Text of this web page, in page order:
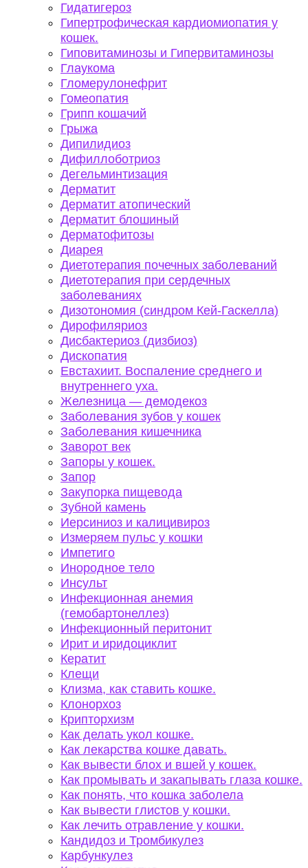
Гидатигероз
Гипертрофическая кардиомиопатия у
кошек.
Гиповитаминозы и Гипервитаминозы
Глаукома
Гломерулонефрит
Гомеопатия
Грипп кошачий
Грыжа
Дипилидиоз
Дифиллоботриоз
Дегельминтизация
Дерматит
Дерматит атопический
Дерматит блошиный
Дерматофитозы
Диарея
Диетотерапия почечных заболеваний
Диетотерапия при сердечных
заболеваниях
Дизотономия (синдром Кей-Гаскелла)
Дирофиляриоз
Дисбактериоз (дизбиоз)
Дископатия
Евстахиит. Воспаление среднего и
внутреннего уха.
Железница — демодекоз
Заболевания зубов у кошек
Заболевания кишечника
Заворот век
Запоры у кошек.
Запор
Закупорка пищевода
Зубной камень
Иерсиниоз и калицивироз
Измеряем пульс у кошки
Импетиго
Инородное тело
Инсульт
Инфекционная анемия
(гемобартонеллез)
Инфекционный перитонит
Ирит и иридоциклит
Кератит
Клещи
Клизма, как ставить кошке.
Клонорхоз
Крипторхизм
Как делать укол кошке.
Как лекарства кошке давать.
Как вывести блох и вшей у кошек.
Как промывать и закапывать глаза кошке.
Как понять, что кошка заболела
Как вывести глистов у кошки.
Как лечить отравление у кошки.
Кандидоз и Тромбикулез
Карбункулез